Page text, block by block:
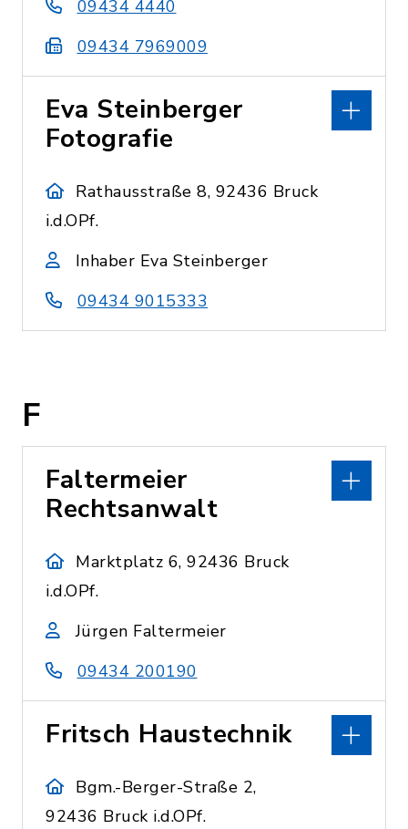
09434 4440
09434 7969009
Eva Steinberger
Fotografie
Rathausstraße 8, 92436 Bruck
i.d.OPf.
Inhaber Eva Steinberger
09434 9015333
F
Faltermeier
Rechtsanwalt
Marktplatz 6, 92436 Bruck
i.d.OPf.
Jürgen Faltermeier
09434 200190
Fritsch Haustechnik
Bgm.-Berger-Straße 2,
92436 Bruck i.d.OPf.